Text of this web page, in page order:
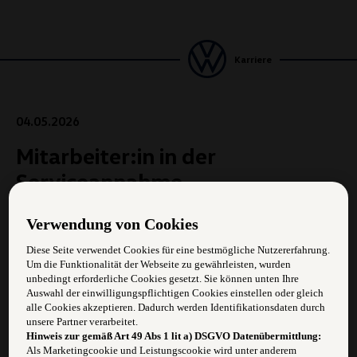
Karriere
04.05.2026
Mitarbeiter:in in der
Serviceannahme
Zur Verstärkung unseres Teams suchen wir
eine/n Mitarbeiter/in in der Serviceannahme (m/w/d)
Vollzeit, ab sofort
Verwendung von Cookies
Diese Seite verwendet Cookies für eine bestmögliche Nutzererfahrung.
Um die Funktionalität der Webseite zu gewährleisten, wurden
unbedingt erforderliche Cookies gesetzt. Sie können unten Ihre
Auswahl der einwilligungspflichtigen Cookies einstellen oder gleich
alle Cookies akzeptieren. Dadurch werden Identifikationsdaten durch
unsere Partner verarbeitet.
Hinweis zur gemäß Art 49 Abs 1 lit a) DSGVO Datenübermittlung:
Als Marketingcookie und Leistungscookie wird unter anderem